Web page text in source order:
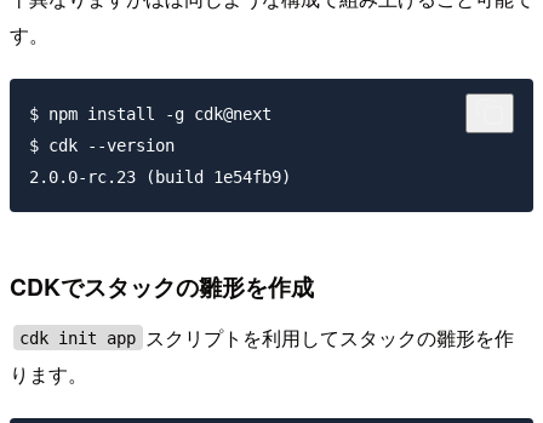
す。
$ npm install -g cdk@next
$ cdk --version
CDKでスタックの雛形を作成
cdk init app スクリプトを利用してスタックの雛形を作
ります。